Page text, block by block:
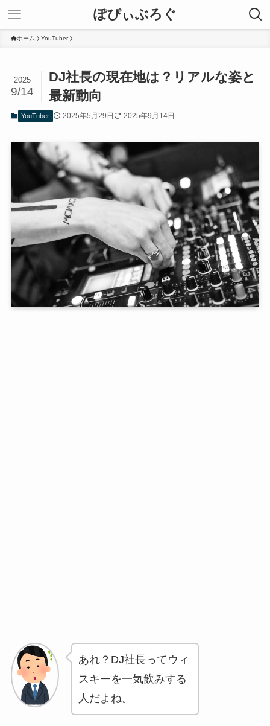
ぽぴぃぶろぐ
ホーム YouTuber
DJ社長の現在地は？リアルな姿と
最新動向
2025
9/14
YouTuber 2025年5月29日 2025年9月14日
あれ？DJ社長ってウィ
スキーを一気飲みする
人だよね。